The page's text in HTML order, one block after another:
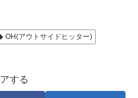
OH(アウトサイドヒッター)
する